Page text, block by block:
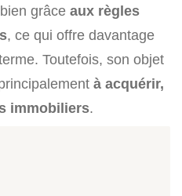
grâce aux règles
, ce qui offre davantage
Toutefois, son objet
à acquérir,
immobiliers.